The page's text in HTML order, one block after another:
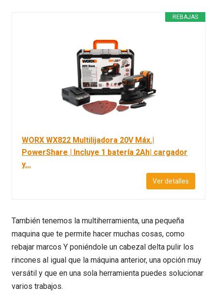
REBAJAS
WORX WX822 Multilijadora 20V Máx.|
PowerShare | Incluye 1 batería 2Ah| cargador
y...
Ver detalles
También tenemos la multiherramienta, una pequeña
maquina que te permite hacer muchas cosas, como
rebajar marcos Y poniéndole un cabezal delta pulir los
rincones al igual que la máquina anterior, una opción muy
versátil y que en una sola herramienta puedes solucionar
varios trabajos.